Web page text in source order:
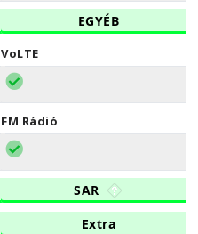
EGYÉB
VoLTE
FM Rádió
SAR
Extra